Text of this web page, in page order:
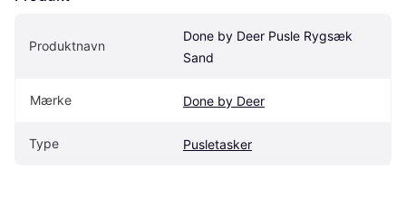
Produktnavn
Done by Deer Pusle Rygsæk
Sand
Mærke Done by Deer
Type Pusletasker